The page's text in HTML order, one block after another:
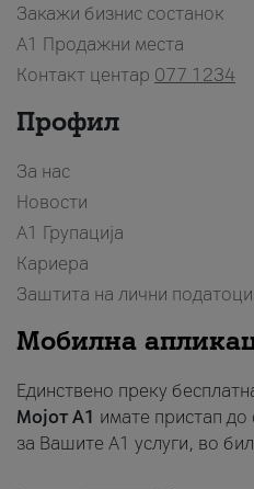
Закажи бизнис состанок
A1 Продажни места
Контакт центар 077 1234
Профил
За нас
Новости
А1 Групација
Кариера
Заштита на лични податоци
Мобилна
Единствено преку
Мојот A1 имате пристап
за Вашите A1 услуги, во